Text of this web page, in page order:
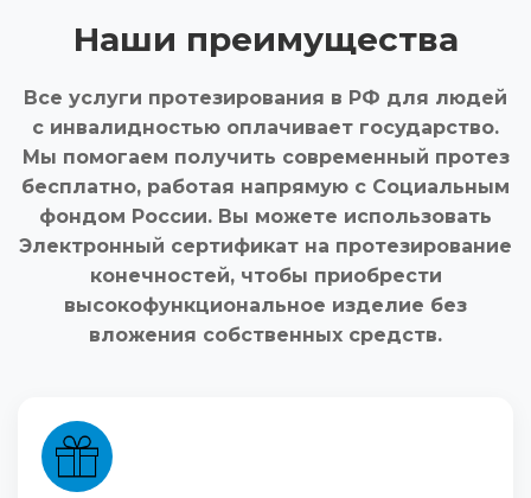
Наши преимущества
Все услуги протезирования в РФ для людей
с инвалидностью оплачивает государство.
Мы помогаем получить современный протез
бесплатно, работая напрямую с Социальным
фондом России. Вы можете использовать
Электронный сертификат на протезирование
конечностей, чтобы приобрести
высокофункциональное изделие без
вложения собственных средств.